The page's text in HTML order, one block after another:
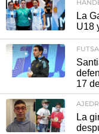
La
U18
17
La